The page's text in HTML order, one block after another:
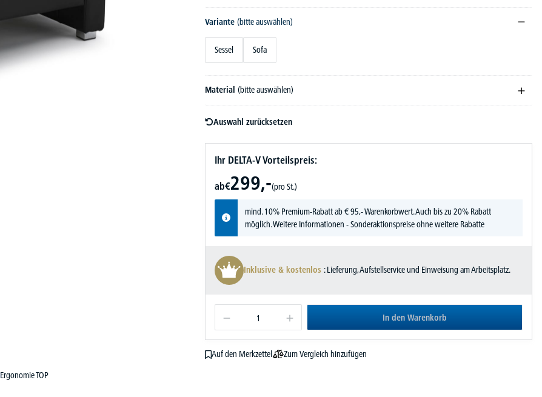
Variante (bitte auswählen)
Sessel Sofa
Material (bitte auswählen)
Auswahl zurücksetzen
Ihr DELTA-V Vorteilspreis:
ab€299,-(pro St.)
mind. 10% Premium-Rabatt ab € 95,- Warenkorbwert. Auch bis zu 20% Rabatt
möglich.Weitere Informationen - Sonderaktionspreise ohne weitere Rabatte
Inklusive & kostenlos : Lieferung, Aufstellservice und Einweisung am Arbeitsplatz.
In den Warenkorb
Auf den Merkzettel
Zum Vergleich hinzufügen
Ergonomie TOP